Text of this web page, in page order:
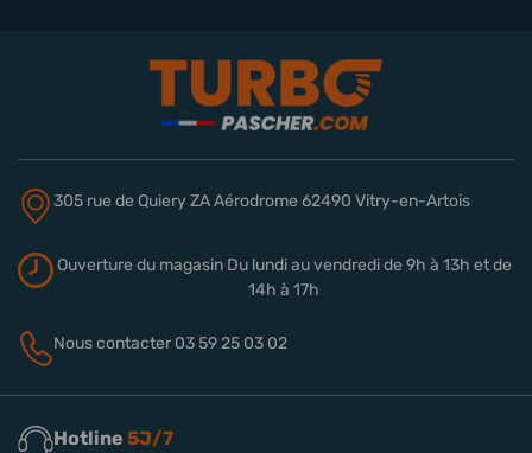
305 rue de QuieryZA Aérodrome 62490 Vitry-en-Artois
Ouverture du magasinDu lundi au vendredi de 9h à 13h et de
14h à 17h
Nous contacter 03 59 25 03 02
Hotline 5J/7